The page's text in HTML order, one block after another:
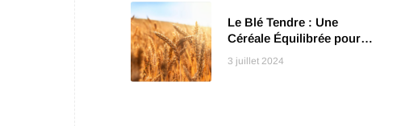
Le Blé Tendre : Une
Céréale Équilibrée pour
des Recettes
Savoureuses
3 juillet 2024